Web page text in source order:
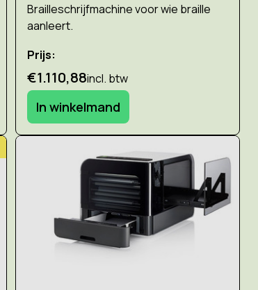
Brailleschrijfmachine voor wie braille
aanleert.
Prijs:
€1.110,88incl. btw
In winkelmand